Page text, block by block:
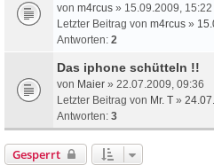
von m4rcus » 15.09.2009, 15:22
Letzter Beitrag von m4rcus »
Antworten: 2
Das iphone schütteln !!
von Maier » 22.07.2009, 09:36
Letzter Beitrag von Mr. T »
Antworten: 3
Gesperrt